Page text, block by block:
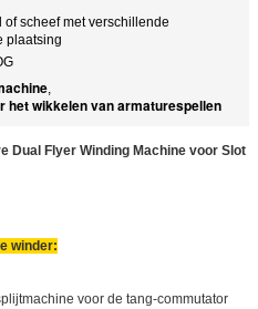
of scheef met verschillende
plaatsing
,
het wikkelen van armaturespellen
Dual Flyer Winding Machine voor Slot
winder:
voor de tang-commutator